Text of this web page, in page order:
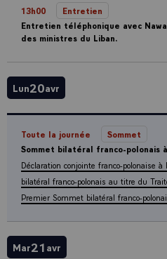
13h00
Entretien
Entretien téléphonique avec
des ministres du Liban.
Lun20avr
Toute la journée
Sommet
Sommet bilatéral franco-polonais
Déclaration conjointe franco-polonaise
bilatéral franco-polonais au titre du
Premier Sommet bilatéral franco-
Mar21 avr